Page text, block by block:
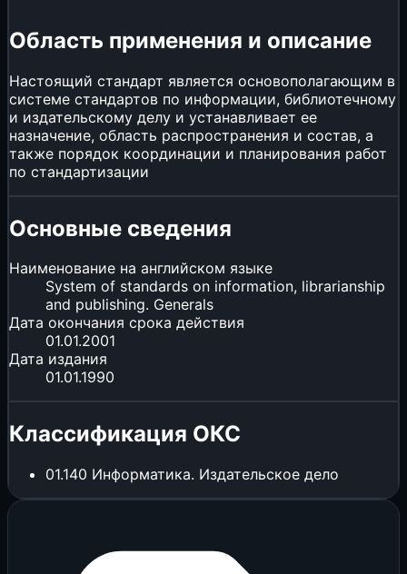
Область применения и описание
Настоящий стандарт является основополагающим в
системе стандартов по информации, библиотечному
и издательскому делу и устанавливает ее
назначение, область распространения и состав, а
также порядок координации и планирования работ
по стандартизации
Основные сведения
Наименование на английском языке
System of standards on information, librarianship
and publishing. Generals
Дата окончания срока действия
01.01.2001
Дата издания
01.01.1990
Классификация ОКС
01.140 Информатика. Издательское дело